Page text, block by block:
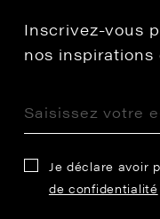
Inscrivez-vous
nos inspirations
Je déclare avoir
de confidentialité